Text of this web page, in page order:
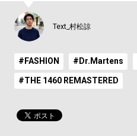
Text_村松諒
#FASHION #Dr.Martens
#THE 1460 REMASTERED